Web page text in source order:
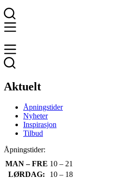
Aktuelt
Åpningstider
Nyheter
Inspirasjon
Tilbud
Åpningstider:
MAN – FRE 10 – 21
LØRDAG:
10 – 18